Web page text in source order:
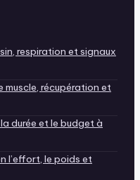
respiration et signaux
muscle, récupération et
durée et le budget à
l’effort, le poids et